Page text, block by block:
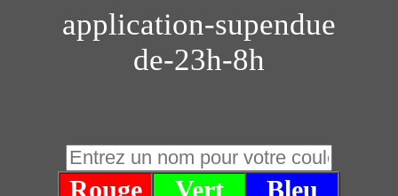
application-supendue
de-23h-8h
Rouge Vert Bleu